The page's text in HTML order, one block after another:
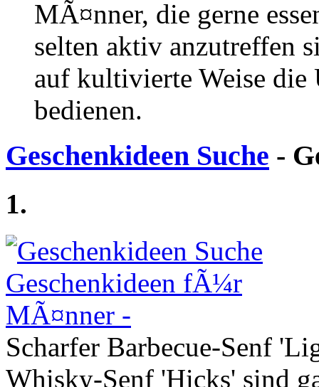
MÃ¤nner, die gerne
selten aktiv anzutreffen
auf kultivierte Weise die
bedienen.
Geschenkideen Suche -
1.
Scharfer Barbecue-Senf
Whisky-Senf 'Hicks' sind